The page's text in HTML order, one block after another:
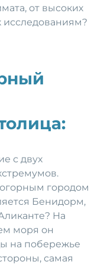
от высоких
исследованиям?
с двух
городом
Бенидорм,
На
моря он
на побережье
самая